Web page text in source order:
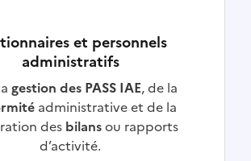
et personnels
administratifs
gestion des PASS IAE, de la
administrative et de la
des bilansou rapports
d’activité.